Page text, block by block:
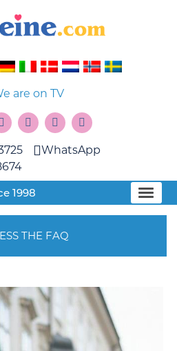
are on TV
WhatsApp
1998
THE FAQ